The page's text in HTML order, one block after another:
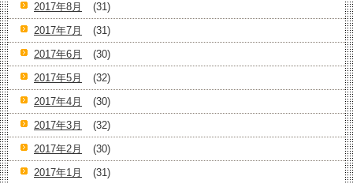
2017年8月
(31)
2017年7月
(31)
2017年6月
(30)
2017年5月
(32)
2017年4月
(30)
2017年3月
(32)
2017年2月
(30)
2017年1月
(31)